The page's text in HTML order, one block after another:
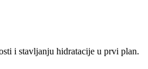
i stavljanju hidratacije u prvi plan.